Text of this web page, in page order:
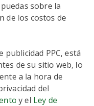
sobre la
de los costos de
publicidad PPC, está
de su sitio web, lo
a la hora de
del
y el Ley de